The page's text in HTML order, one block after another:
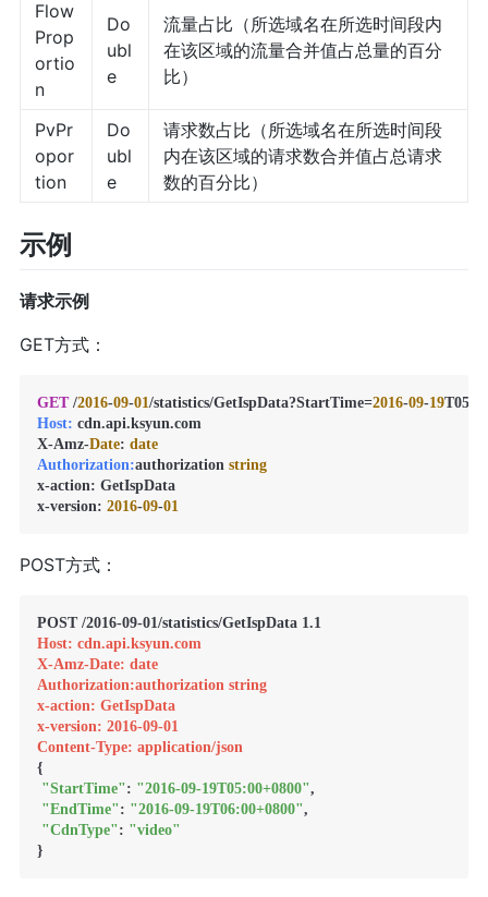
Flow
Prop
ortio
n
Do
ubl
e
流量占比（所选域名在所选时间段内
在该区域的流量合并值占总量的百分
比）
PvPr
opor
tion
Do
ubl
e
请求数占比（所选域名在所选时间段
内在该区域的请求数合并值占总请求
数的百分比）
示例
请求示例
GET方式：
GET /2016-09-01 /statistics/GetIspData?StartTime=2016-09-19T05:
Host: cdn.api.ksyun.com
X-Amz-Date: date
Authorization:authorization string
x-action: GetIspData
x-version: 2016-09-01
POST方式：
Host: cdn.api.ksyun.com
X-Amz-Date: date
Authorization:authorization string
x-action: GetIspData
x-version: 2016-09-01
Content-Type: application/json
{
"StartTime": "2016-09-19T05:00+0800",
"EndTime": "2016-09-19T06:00+0800",
"CdnType": "video"